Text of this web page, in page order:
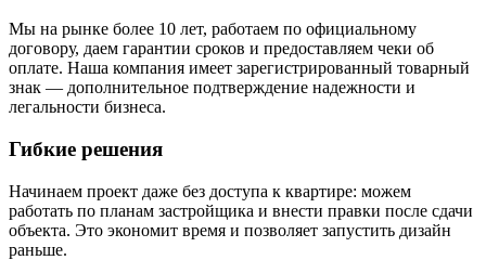
Мы на рынке более 10 лет, работаем по официальному
договору, даем гарантии сроков и предоставляем чеки об
оплате. Наша компания имеет зарегистрированный товарный
знак — дополнительное подтверждение надежности и
легальности бизнеса.
Гибкие решения
Начинаем проект даже без доступа к квартире: можем
работать по планам застройщика и внести правки после сдачи
объекта. Это экономит время и позволяет запустить дизайн
раньше.